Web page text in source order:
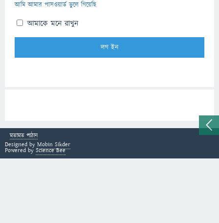
আমি আমার পাসওয়ার্ড ভুলে গিয়েছি
আমাকে মনে রাখুন
মতামত পাঠান
Designed by Mobin Sikder
Powered by Science Bee